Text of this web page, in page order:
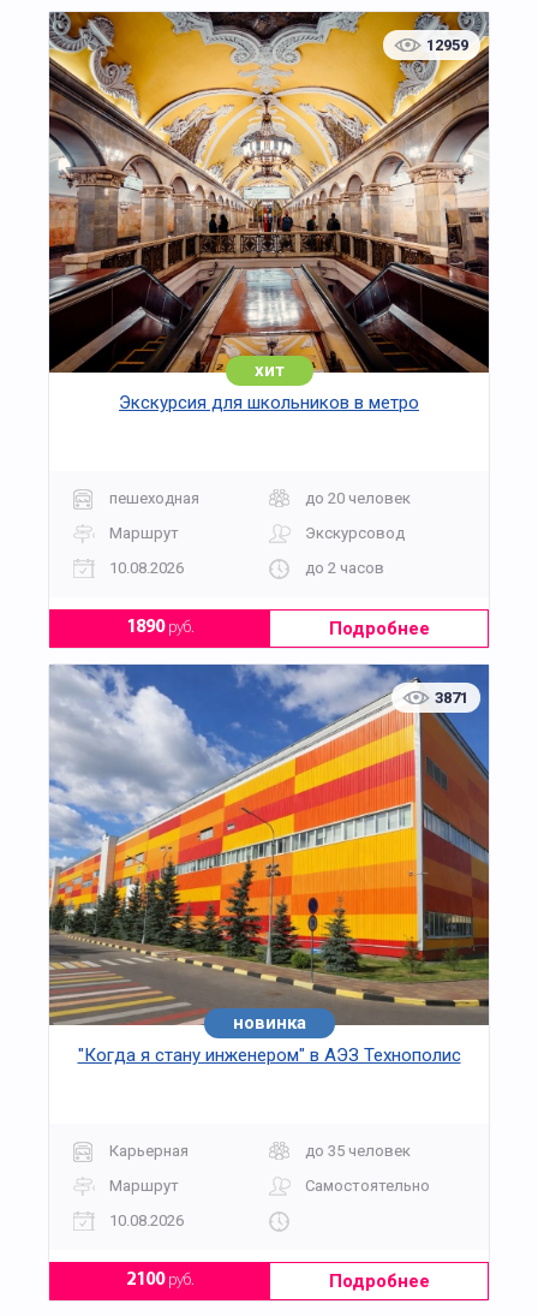
загадки, чтобы в конце найти праздничный
символ — волшебную клумбу. В ходе игры
участники не только узнают интересные факты
о выращивании культур, но и почувствуют себя
исследователями в настоящей лаборатории
природы.
Финалом экскурсии станет творческая
мастерская, где гости создадут собственные
мини-композиции из живых растений или
праздничных украшений. Каждый участник
заберёт свой результат домой как напоминание
о встрече с чудом природы и зимним
праздником.
Экскурсия-квест «Новогодняя клумба» —
современный формат зимнего отдыха,
объединяющий познавательную экскурсию,
и новые знания.
12959
хит
Экскурсия для школьников в метро
пешеходная
до 20 человек
Маршрут
Экскурсовод
10.08.2026
до 2 часов
1890руб. Подробнее
3871
хит
новинка
"Когда я стану инженером" в АЭЗ Технополис
Карьерная
до 35 человек
Маршрут
Самостоятельно
10.08.2026
2100руб. Подробнее